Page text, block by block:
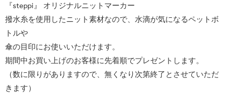
『steppi』 オリジナルニットマーカー
撥水糸を使用したニット素材なので、水滴が気になるペットボ
トルや
傘の目印にお使いいただけます。
期間中お買い上げのお客様に先着順でプレゼントします。
（数に限りがありますので、無くなり次第終了とさせていただ
きます）